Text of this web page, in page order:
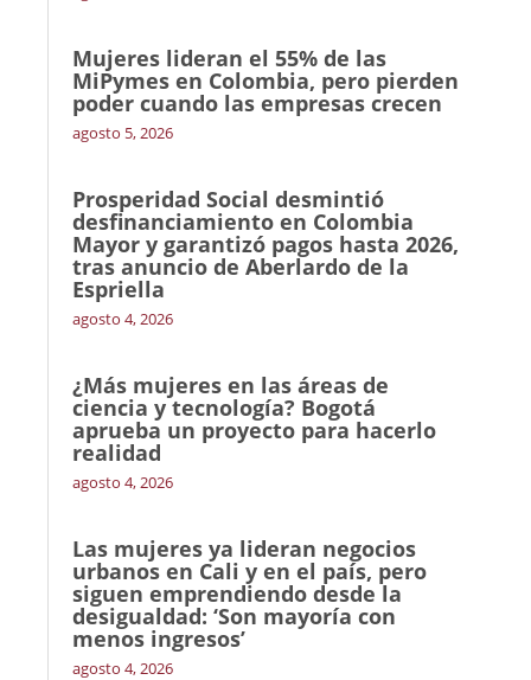
Mujeres lideran el 55% de las
MiPymes en Colombia, pero pierden
poder cuando las empresas crecen
agosto 5, 2026
Prosperidad Social desmintió
desfinanciamiento en Colombia
Mayor y garantizó pagos hasta 2026,
tras anuncio de Aberlardo de la
Espriella
agosto 4, 2026
¿Más mujeres en las áreas de
ciencia y tecnología? Bogotá
aprueba un proyecto para hacerlo
realidad
agosto 4, 2026
Las mujeres ya lideran negocios
urbanos en Cali y en el país, pero
siguen emprendiendo desde la
desigualdad: ‘Son mayoría con
menos ingresos’
agosto 4, 2026